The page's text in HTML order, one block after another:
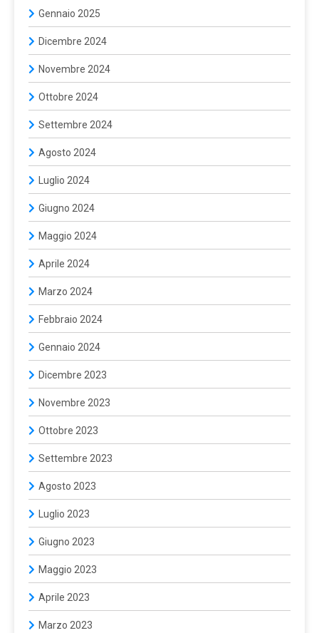
Gennaio 2025
Dicembre 2024
Novembre 2024
Ottobre 2024
Settembre 2024
Agosto 2024
Luglio 2024
Giugno 2024
Maggio 2024
Aprile 2024
Marzo 2024
Febbraio 2024
Gennaio 2024
Dicembre 2023
Novembre 2023
Ottobre 2023
Settembre 2023
Agosto 2023
Luglio 2023
Giugno 2023
Maggio 2023
Aprile 2023
Marzo 2023